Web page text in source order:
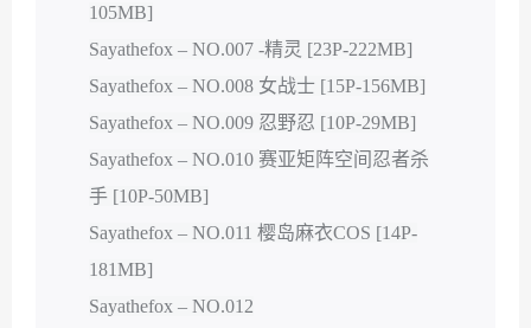
105MB]
Sayathefox – NO.007 -精灵 [23P-222MB]
Sayathefox – NO.008 女战士 [15P-156MB]
Sayathefox – NO.009 忍野忍 [10P-29MB]
Sayathefox – NO.010 赛亚矩阵空间忍者杀
手 [10P-50MB]
Sayathefox – NO.011 樱岛麻衣COS [14P-
181MB]
Sayathefox – NO.012